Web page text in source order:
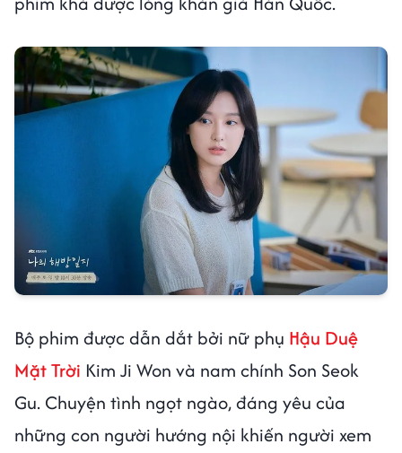
Bộ phim được dẫn dắt bởi nữ phụ Hậu Duệ
Mặt Trời Kim Ji Won và nam chính Son Seok
Gu. Chuyện tình ngọt ngào, đáng yêu của
những con người hướng nội khiến người xem